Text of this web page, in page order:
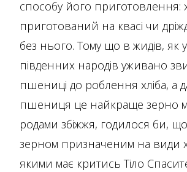
способу його приготовлення:
приготований на квасі чи
без нього. Тому що в жидів, як
південних народів уживано
пшениці до роблення хліба, а
пшениця це найкраще зерно
родами збіжжя, годилося би,
зерном призначеним на види
якими має критись Тіло